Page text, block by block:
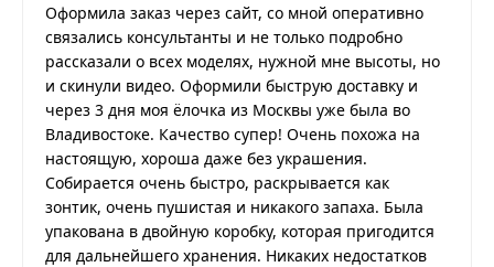
Оформила заказ через сайт, со мной оперативно
связались консультанты и не только подробно
рассказали о всех моделях, нужной мне высоты, но
и скинули видео. Оформили быструю доставку и
через 3 дня моя ёлочка из Москвы уже была во
Владивостоке. Качество супер! Очень похожа на
настоящую, хороша даже без украшения.
Собирается очень быстро, раскрывается как
зонтик, очень пушистая и никакого запаха. Была
упакована в двойную коробку, которая пригодится
для дальнейшего хранения. Никаких недостатков